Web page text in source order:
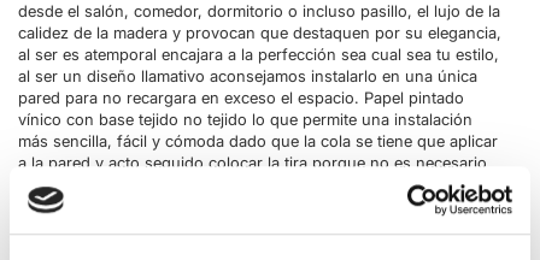
desde el salón, comedor, dormitorio o incluso pasillo, el lujo de la
calidez de la madera y provocan que destaquen por su elegancia,
al ser es atemporal encajara a la perfección sea cual sea tu estilo,
al ser un diseño llamativo aconsejamos instalarlo en una única
pared para no recargara en exceso el espacio. Papel pintado
vínico con base tejido no tejido lo que permite una instalación
más sencilla, fácil y cómoda dado que la cola se tiene que aplicar
a la pared y acto seguido colocar la tira porque no es necesario
tiempo de espera para que la cola penetre en el papel. El rollo
tiene medidas de 10,05 metros de largo x 0,53 centímetros de